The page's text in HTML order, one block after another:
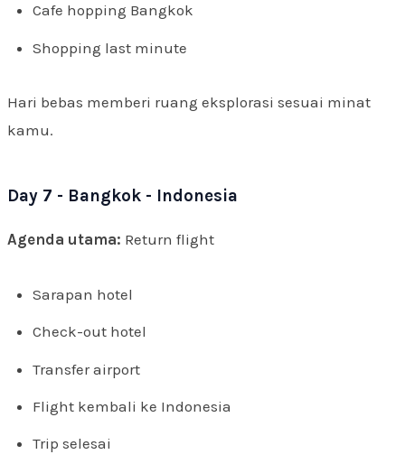
Cafe hopping Bangkok
Shopping last minute
Hari bebas memberi ruang eksplorasi sesuai minat
kamu.
Day 7 - Bangkok - Indonesia
Agenda utama: Return flight
Sarapan hotel
Check-out hotel
Transfer airport
Flight kembali ke Indonesia
Trip selesai